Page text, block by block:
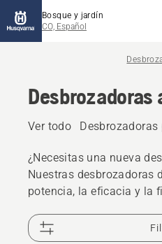
Bosque y jardín
CO, Español
Desbrozadoras
Ver todo
¿Necesitas una nueva
Nuestras desbrozadoras
potencia, la eficacia y la